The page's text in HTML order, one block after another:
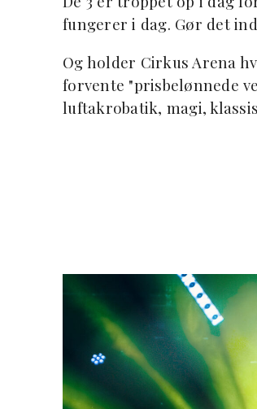
fungerer i dag. Gør det
Og holder Cirkus Arena
forvente "prisbelønnede
luftakrobatik, magi,